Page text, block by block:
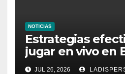
NOTICIAS
Estrategias
jugar en vivo en
aumentar tus
JUL 26, 2026